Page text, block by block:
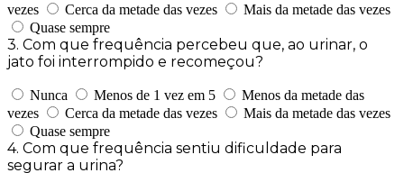
vezes
Cerca da metade das vezes
Mais da metade das vezes
Quase sempre
3. Com que frequência percebeu que, ao urinar, o
jato foi interrompido e recomeçou?
Nunca Menos de 1 vez em 5
Menos da metade das
vezes
Cerca da metade das vezes
Mais da metade das vezes
Quase sempre
4. Com que frequência sentiu dificuldade para
segurar a urina?